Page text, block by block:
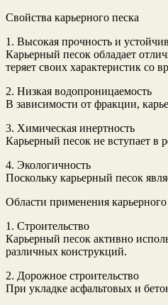
Свойства карьерного песка
1. Высокая прочность и
Карьерный песок обладает
теряет своих характеристик со
2. Низкая водопроницаемость
В зависимости от фракции,
3. Химическая инертность
Карьерный песок не вступает в
4. Экологичность
Поскольку карьерный песок
Области применения карьерного
1. Строительство
Карьерный песок активно
различных конструкций.
2. Дорожное строительство
При укладке асфальтовых и